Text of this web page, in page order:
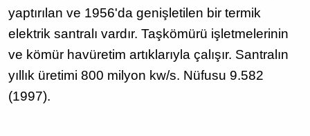
yaptırılan ve 1956'da genişletilen bir termik
elektrik santralı vardır. Taşkömürü işletmelerinin
ve kömür havüretim artıklarıyla çalışır. Santralın
yıllık üretimi 800 milyon kw/s. Nüfusu 9.582
(1997).